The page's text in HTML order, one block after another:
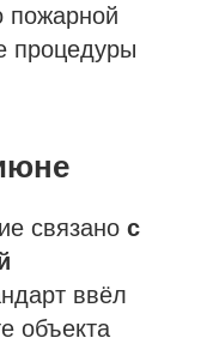
пожарной
процедуры
связано с
ввёл
объекта